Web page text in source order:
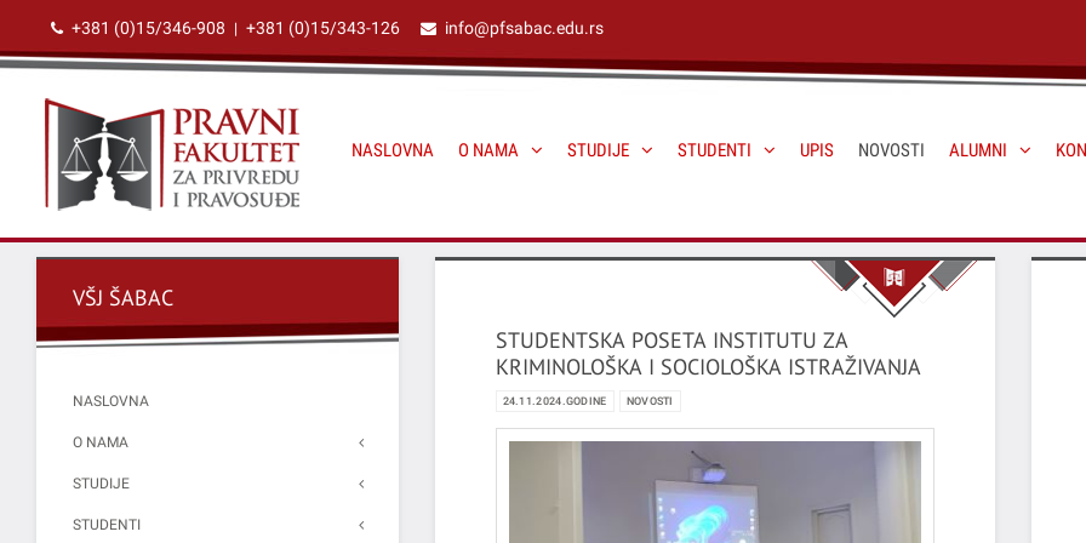
+381 (0)15/346-908 | +381 (0)15/343-126 info@pfsabac.edu.rs
NASLOVNA O NAMA STUDIJE STUDENTI UPIS NOVOSTI ALUMNI
STUDENTSKA POSETA INSTITUTU ZA
KRIMINOLOŠKA I SOCIOLOŠKA ISTRAŽIVANJA
24.11.2024.GODINE NOVOSTI
VŠJ ŠABAC
NASLOVNA
O NAMA
STUDIJE
STUDENTI